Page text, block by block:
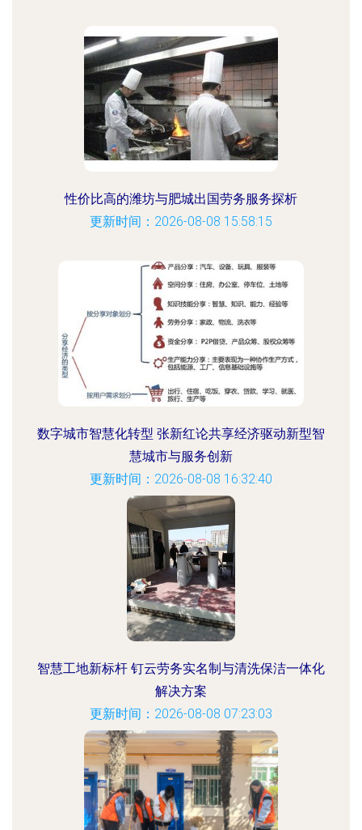
性价比高的潍坊与肥城出国劳务服务探析
更新时间：2026-08-08 15:58:15
数字城市智慧化转型 张新红论共享经济驱动新型智
慧城市与服务创新
更新时间：2026-08-08 16:32:40
智慧工地新标杆 钉云劳务实名制与清洗保洁一体化
解决方案
更新时间：2026-08-08 07:23:03